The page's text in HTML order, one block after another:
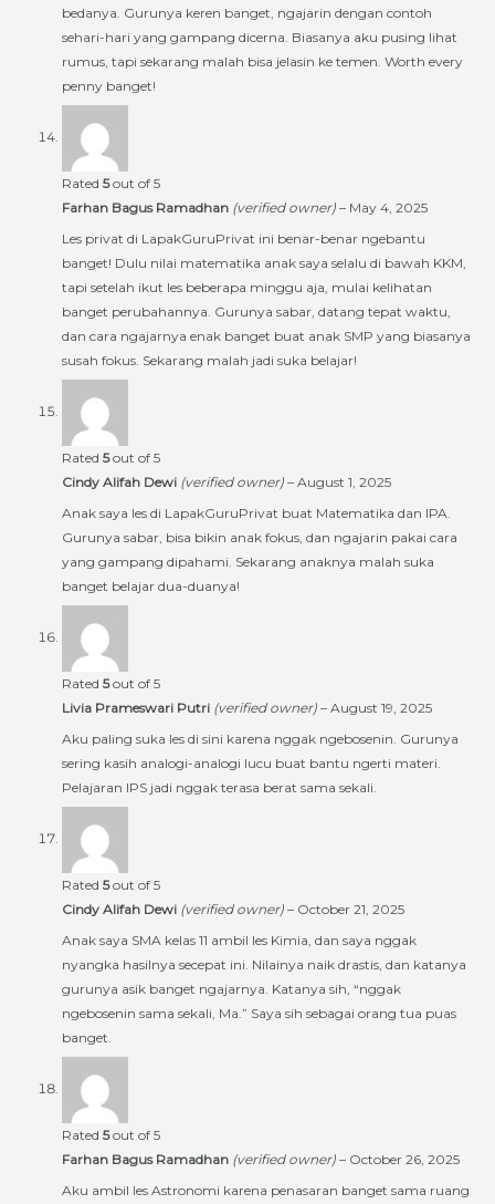
bedanya. Gurunya keren banget, ngajarin dengan contoh
sehari-hari yang gampang dicerna. Biasanya aku pusing lihat
rumus, tapi sekarang malah bisa jelasin ke temen. Worth every
penny banget!
Rated 5out of 5
Farhan Bagus Ramadhan (verified owner) – May 4, 2025
Les privat di LapakGuruPrivat ini benar-benar ngebantu
banget! Dulu nilai matematika anak saya selalu di bawah KKM,
tapi setelah ikut les beberapa minggu aja, mulai kelihatan
banget perubahannya. Gurunya sabar, datang tepat waktu,
dan cara ngajarnya enak banget buat anak SMP yang biasanya
susah fokus. Sekarang malah jadi suka belajar!
Rated 5out of 5
Cindy Alifah Dewi (verified owner) – August 1, 2025
Anak saya les di LapakGuruPrivat buat Matematika dan IPA.
Gurunya sabar, bisa bikin anak fokus, dan ngajarin pakai cara
yang gampang dipahami. Sekarang anaknya malah suka
banget belajar dua-duanya!
Rated 5out of 5
Livia Prameswari Putri (verified owner) – August 19, 2025
Aku paling suka les di sini karena nggak ngebosenin. Gurunya
sering kasih analogi-analogi lucu buat bantu ngerti materi.
Pelajaran IPS jadi nggak terasa berat sama sekali.
Rated 5out of 5
Cindy Alifah Dewi (verified owner) – October 21, 2025
Anak saya SMA kelas 11 ambil les Kimia, dan saya nggak
nyangka hasilnya secepat ini. Nilainya naik drastis, dan katanya
gurunya asik banget ngajarnya. Katanya sih, “nggak
ngebosenin sama sekali, Ma.” Saya sih sebagai orang tua puas
banget.
Rated 5out of 5
Farhan Bagus Ramadhan (verified owner) – October 26, 2025
Aku ambil les Astronomi karena penasaran banget sama ruang